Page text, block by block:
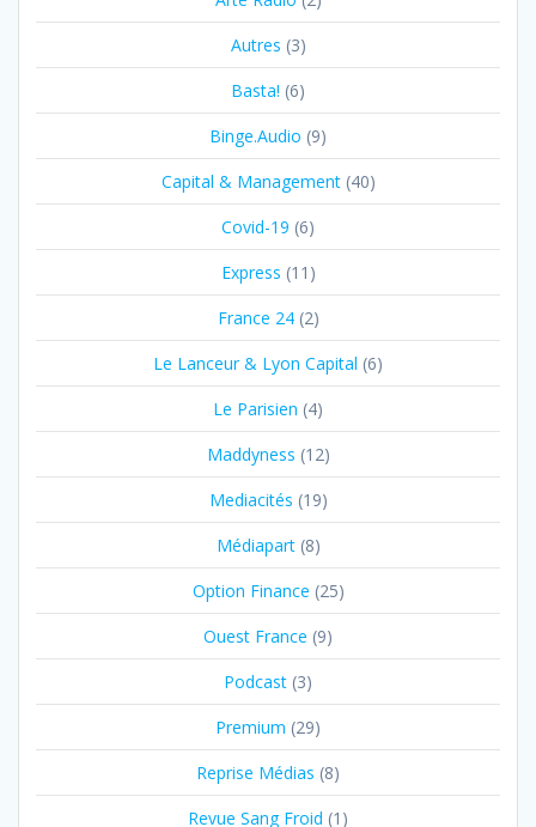
Autres (3)
Basta! (6)
Binge.Audio (9)
Capital & Management(40)
Covid-19 (6)
Express (11)
France 24(2)
Le Lanceur & Lyon Capital (6)
Le Parisien (4)
Maddyness (12)
Mediacités (19)
Médiapart(8)
Option Finance (25)
Ouest France (9)
Podcast (3)
Premium (29)
Reprise Médias (8)
Revue Sang Froid (1)